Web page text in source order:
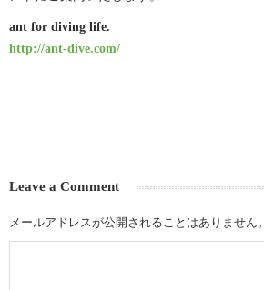
ant for diving life.
http://ant-dive.com/
Leave a Comment
メールアドレスが公開されることはありません。